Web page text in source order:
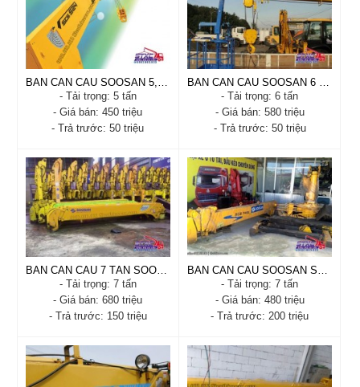
- Tải trọng: 5 tấn
- Giá bán: 450 triệu
- Trả trước: 50 triệu
5,3 TẤN
- Xuất xứ: Nhập Khẩu
- Tình trạng: Còn hàng
- Năm sản xuất: 2018
- Tải trọng: 5 tấn
- Trả trước: 50 triệu
Xem chi tiết Đặt hàng
- Tải trọng: 6 tấn
- Giá bán: 580 triệu
- Trả trước: 50 triệu
TẤN CÓ RỔ NÂNG
NGƯỜI
- Xuất xứ: Nhập Khẩu
- Tình trạng: Còn hàng
- Năm sản xuất: 2018
- Tải trọng: 6 tấn
- Trả trước: 50 triệu
Xem chi tiết Đặt hàng
BÁN CẦN CẨU 7 TẤN SOOSAN
- Tải trọng: 7 tấn
- Giá bán: 680 triệu
- Trả trước: 150 triệu
SOOSAN
- Xuất xứ: Nhập Khẩu
- Tình trạng: Còn hàng
- Tải trọng: 7 tấn
- Giá bán: 480 triệu
- Trả trước: 200 triệu
SCS746
- Xuất xứ: Hàn Quốc
- Tình trạng: Còn hàng